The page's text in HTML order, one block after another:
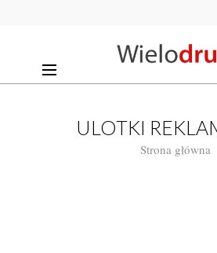
ULOTKI
Strona główna